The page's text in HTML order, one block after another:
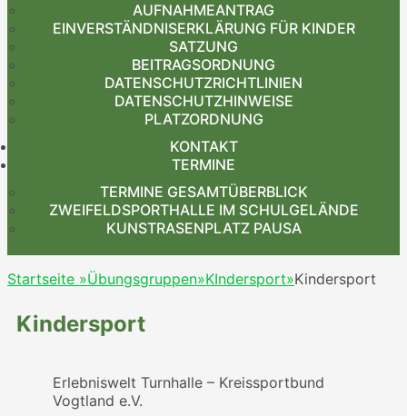
AUFNAHMEANTRAG
EINVERSTÄNDNISERKLÄRUNG FÜR KINDER
SATZUNG
BEITRAGSORDNUNG
DATENSCHUTZRICHTLINIEN
DATENSCHUTZHINWEISE
PLATZORDNUNG
KONTAKT
TERMINE
TERMINE GESAMTÜBERBLICK
ZWEIFELDSPORTHALLE IM SCHULGELÄNDE
KUNSTRASENPLATZ PAUSA
Startseite »Übungsgruppen»KIndersport»Kindersport
Kindersport
Erlebniswelt Turnhalle – Kreissportbund
Vogtland e.V.